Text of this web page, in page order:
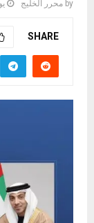
by محرر الخليج
SHARE